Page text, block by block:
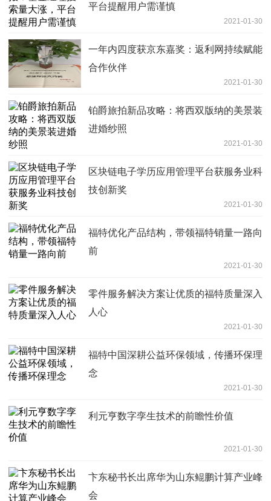
平台提醒用户需谨慎
2021-01-30
一年内四度获京东嘉奖：返利网持续赋能
合作伙伴
2021-01-30
铂爵旅拍新品攻略：将西双版纳的美景装
进婚纱照
2021-01-30
区块链电子学历应用管理平台获服务业科
技创新奖
2021-01-30
福特优化产品结构，带领福特销量一路向
前
2021-01-30
零件服务解决方案让优质的福特质量深入
人心
2021-01-30
福特中国深耕公益环保领域，传播环保理
念
2021-01-30
利元亨数字孪生技术的前瞻性价值
2021-01-30
卞东秘书长出席华为山东鲲鹏计算产业峰
会